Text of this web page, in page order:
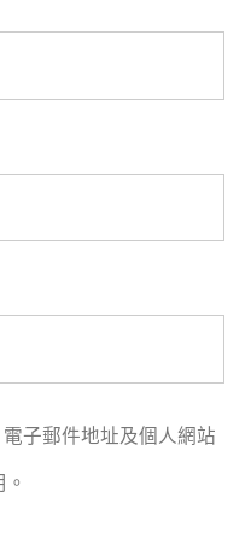
子郵件地址及個人網站